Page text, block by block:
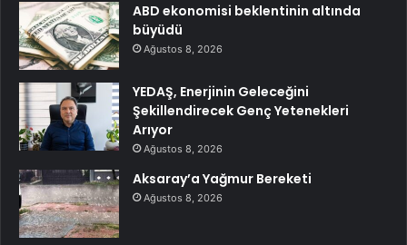
ABD ekonomisi beklentinin altında
büyüdü
Ağustos 8, 2026
YEDAŞ, Enerjinin Geleceğini
Şekillendirecek Genç Yetenekleri
Arıyor
Ağustos 8, 2026
Aksaray’a Yağmur Bereketi
Ağustos 8, 2026